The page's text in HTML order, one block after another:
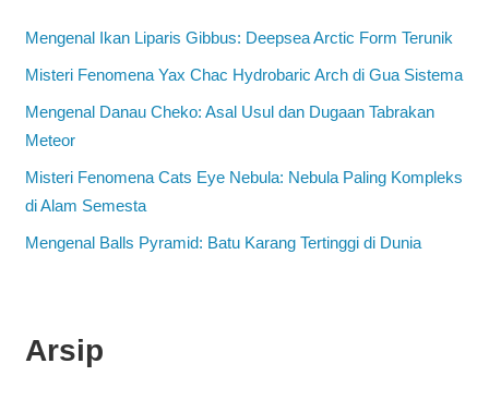
Mengenal Ikan Liparis Gibbus: Deepsea Arctic Form Terunik
Misteri Fenomena Yax Chac Hydrobaric Arch di Gua Sistema
Mengenal Danau Cheko: Asal Usul dan Dugaan Tabrakan
Meteor
Misteri Fenomena Cats Eye Nebula: Nebula Paling Kompleks
di Alam Semesta
Mengenal Balls Pyramid: Batu Karang Tertinggi di Dunia
Arsip